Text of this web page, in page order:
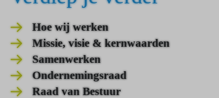
Hoe wij werken
Missie, visie & kernwaarden
Samenwerken
Ondernemingsraad
Raad van Bestuur